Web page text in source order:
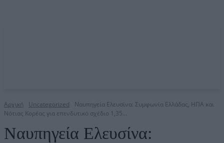
Αρχική Uncategorized
Ναυπηγεία Ελευσίνα: Συμφωνία Ελλάδας, ΗΠΑ και
Νότιας Κορέας για επενδυτικό σχέδιο 1,35...
Ναυπηγεία Ελευσίνα: